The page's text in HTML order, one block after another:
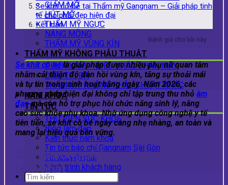
GIẢM MỠ
HÚT MỠ
THẨM MỸ NGỰC
NÂNG MÔNG
THẨM MỸ VÙNG KÍN
THẨM MỸ KHÔNG PHẪU THUẬT
PHUN XĂM – ĐIÊU KHẮC CHÂN MÀY
ĐIỀU TRỊ DA
THẨM MỸ KHÔNG PHẪU THUẬT KHÁC
NAM KHOA
TIN TỨC
THƯ VIỆN SỨC KHỎE
Blog làm đẹp
Kiến thức nam khoa
Tin tức báo chí Gangnam Sài Gòn
Tin khuyến mãi
Hành trình khách hàng
Se khít cô bé tại Thẩm mỹ Gangnam – Giải pháp tinh
tế cho phái đẹp hiện đại
Kết luận
Đánh giá cho bài này
Se khít cô bélà giải pháp được nhiều phụ nữ quan tâm
nhằm cải thiện độ đàn hồi vùng kín, tăng sự thoải mái
và tự tin trong sinh hoạt hằng ngày. Năm 2026, các
phương pháp hiện đại không chỉ tập trung thu nhỏ âm
đạomà còn hỗ trợ phục hồi chức năng sinh lý, nâng
cao sức khỏe phụ khoa. Nhờ ứng dụng công nghệ y tế
tiên tiến, se khít cô bé ngày càng nhẹ nhàng, an toàn và
mang lại hiệu quả bền vững.
Các phương pháp se khít cô bé phổ
biến nhất